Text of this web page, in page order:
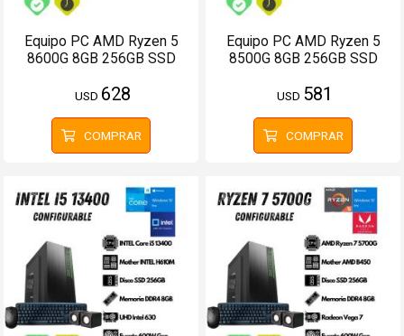
Equipo PC AMD Ryzen 5
8600G 8GB 256GB SSD
USD 628
COMPRAR
Equipo PC AMD Ryzen 5
8500G 8GB 256GB SSD
USD 581
COMPRAR